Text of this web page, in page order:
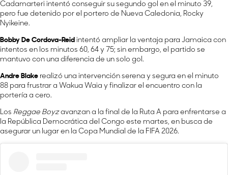
Cadamarteri intentó conseguir su segundo gol en el minuto 39,
pero fue detenido por el portero de Nueva Caledonia, Rocky
Nyikeine.
Bobby De Cordova-Reid intentó ampliar la ventaja para Jamaica con
intentos en los minutos 60, 64 y 75; sin embargo, el partido se
mantuvo con una diferencia de un solo gol.
Andre Blake realizó una intervención serena y segura en el minuto
88 para frustrar a Wakua Waia y finalizar el encuentro con la
portería a cero.
Los Reggae Boyzavanzan a la final de la Ruta A para enfrentarse a
la República Democrática del Congo este martes, en busca de
asegurar un lugar en la Copa Mundial de la FIFA 2026.